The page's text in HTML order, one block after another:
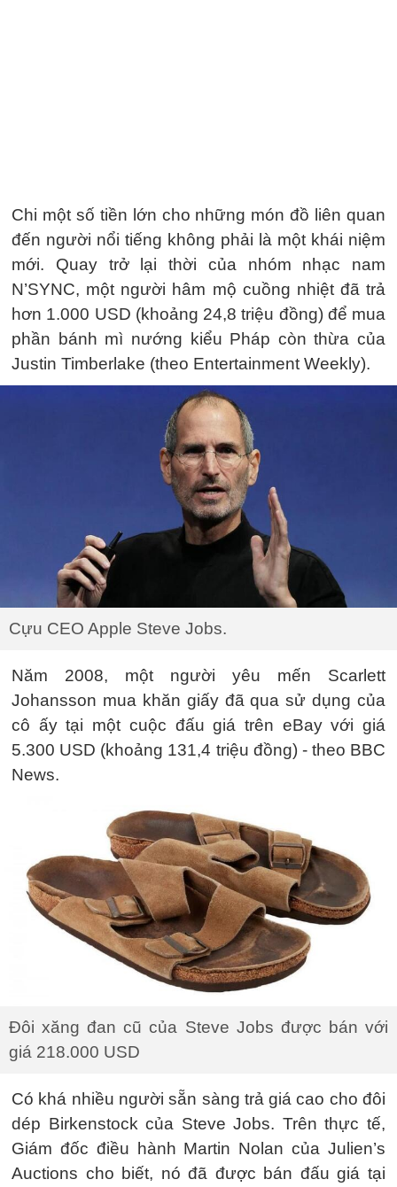
Chi một số tiền lớn cho những món đồ liên quan
đến người nổi tiếng không phải là một khái niệm
mới. Quay trở lại thời của nhóm nhạc nam
N’SYNC, một người hâm mộ cuồng nhiệt đã trả
hơn 1.000 USD (khoảng 24,8 triệu đồng) để mua
phần bánh mì nướng kiểu Pháp còn thừa của
Justin Timberlake (theo Entertainment Weekly).
Cựu CEO Apple Steve Jobs.
Năm 2008, một người yêu mến Scarlett
Johansson mua khăn giấy đã qua sử dụng của
cô ấy tại một cuộc đấu giá trên eBay với giá
5.300 USD (khoảng 131,4 triệu đồng) - theo BBC
News.
Đôi xăng đan cũ của Steve Jobs được bán với
giá 218.000 USD
Có khá nhiều người sẵn sàng trả giá cao cho đôi
dép Birkenstock của Steve Jobs. Trên thực tế,
Giám đốc điều hành Martin Nolan của Julien’s
Auctions cho biết, nó đã được bán đấu giá tại